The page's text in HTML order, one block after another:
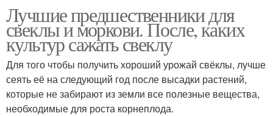
Лучшие предшественники для
свеклы и моркови. После, каких
культур сажать свеклу
Для того чтобы получить хороший урожай свёклы, лучше
сеять её на следующий год после высадки растений,
которые не забирают из земли все полезные вещества,
необходимые для роста корнеплода.